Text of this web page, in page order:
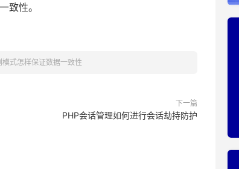
致性。
模式怎样保证数据一致性
下一篇
PHP会话管理如何进行会话劫持防护